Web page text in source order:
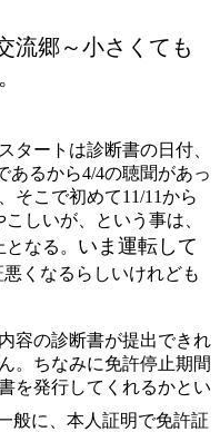
流郷～小さくても
ートは診断書の日付、
あるから4/4の聴聞があっ
そこで初めて11/11から
しいが、という事は、
なる。 いま運転して
くなるらしいけれども
容の診断書が提出できれ
。ちなみに免許停止期間
を発行してくれるかとい
般に、本人証明で免許証